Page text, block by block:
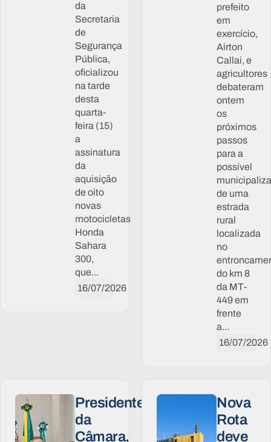
da
Secretaria
de
Segurança
Pública,
oficializou
na tarde
desta
quarta-
feira (15)
a
assinatura
da
aquisição
de oito
novas
motocicletas
Honda
Sahara
300,
que...
16/07/2026
prefeito
em
exercício,
Airton
Callai, e
agricultores
debateram
ontem
os
próximos
passos
para a
possível
de uma
estrada
rural
localizada
no
do km 8
da MT-
449 em
frente
a...
16/07/2026
Presidente
da
Câmara,
Nova
Rota
deve